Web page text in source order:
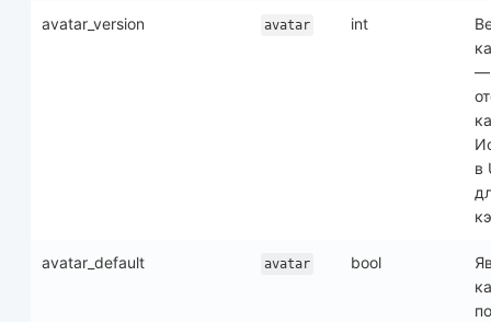
avatar_version avatar int
—
в
avatar_default avatar bool